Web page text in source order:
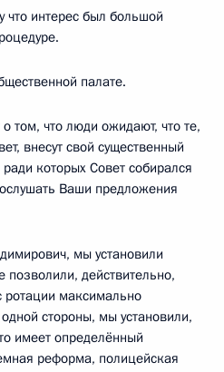
что интерес был большой
палате.
том, что люди ожидают, что те,
внесут свой существенный
которых Совет собирался
Ваши предложения
мы установили
позволили, действительно,
ротации максимально
стороны, мы установили,
имеет определённый
реформа, полицейская